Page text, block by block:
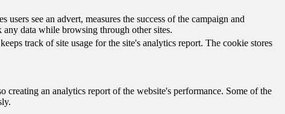
see an advert, measures the success of the campaign and
data while browsing through other sites.
track of site usage for the site's analytics report. The cookie stores
an analytics report of the website's performance. Some of the